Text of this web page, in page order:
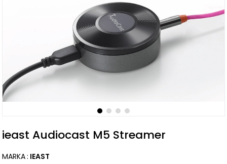
ieast Audiocast M5 Streamer
MARKA: IEAST